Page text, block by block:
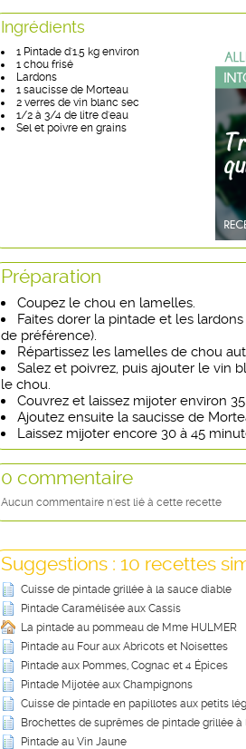
Ingrédients
1 Pintade d'1.5 kg environ
1 chou frisé
Lardons
1 saucisse de Morteau
2 verres de vin blanc sec
1/2 à 3/4 de litre d'eau
Sel et poivre en grains
Préparation
Coupez le chou en lamelles.
Faites dorer la pintade et les
de préférence).
Répartissez les lamelles de chou
Salez et poivrez, puis ajouter le vin
le chou.
Couvrez et laissez mijoter environ
Ajoutez ensuite la saucisse de
Laissez mijoter encore 30 à 45
0 commentaire
Aucun commentaire n'est lié à cette recette
Suggestions : 10 recettes
Cuisse de pintade grillée à la sauce diable
Pintade Caramélisée aux Cassis
La pintade au pommeau de Mme HULMER
Pintade au Four aux Abricots et Noisettes
Pintade aux Pommes, Cognac et 4 Épices
Pintade Mijotée aux Champignons
Cuisse de pintade en papillotes aux petits
Brochettes de suprêmes de pintade grillée
Pintade au Vin Jaune